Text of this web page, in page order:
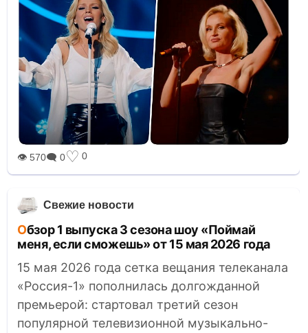
👁 570🗨 0♡ 0
Свежие новости
Обзор 1 выпуска 3 сезона шоу «Поймай
меня, если сможешь» от 15 мая 2026 года
15 мая 2026 года сетка вещания телеканала
«Россия-1» пополнилась долгожданной
премьерой: стартовал третий сезон
популярной телевизионной музыкально-